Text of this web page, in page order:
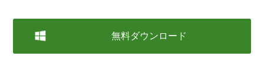
無料ダウンロード